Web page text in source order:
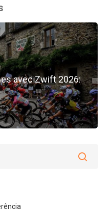
avec Zwift 2026: